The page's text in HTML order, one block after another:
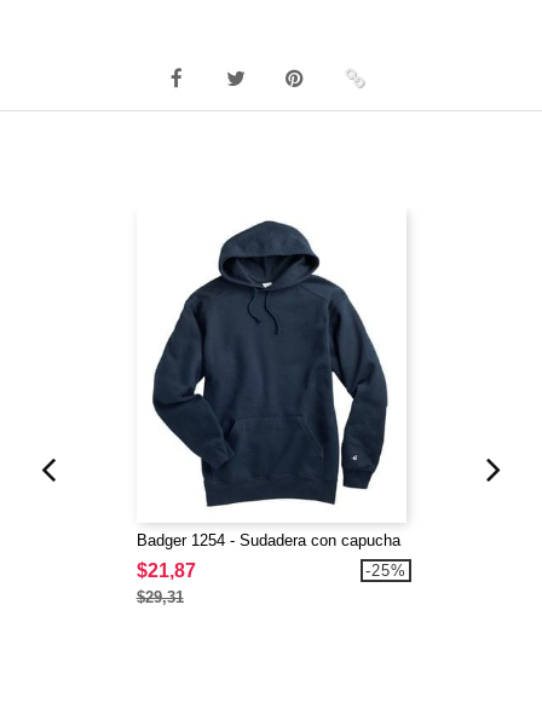
Badger 1254 - Sudadera con capucha
$21,87
$29,31
-25%